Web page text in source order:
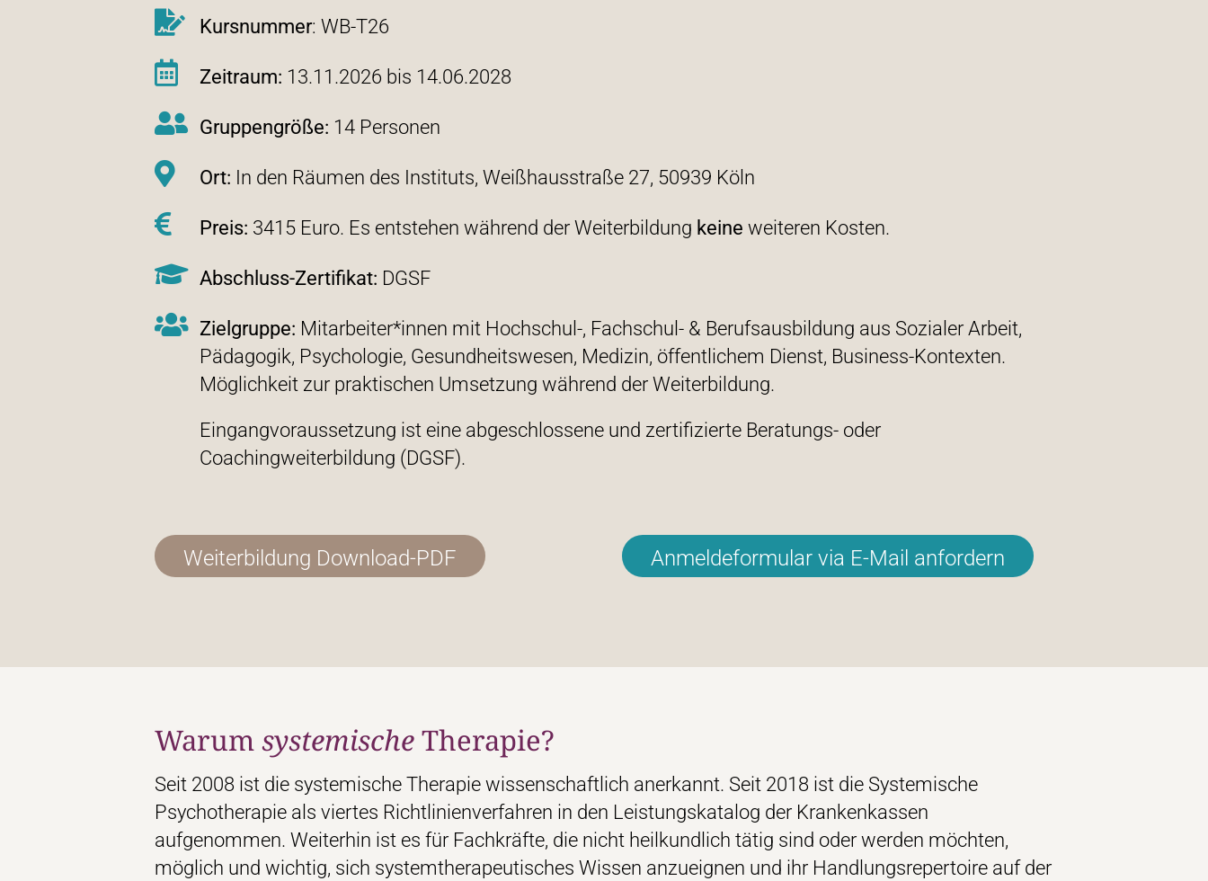
Kursnummer: WB-T26
Zeitraum: 13.11.2026 bis 14.06.2028
Gruppengröße: 14 Personen
Ort: In den Räumen des Instituts, Weißhausstraße 27, 50939 Köln
Preis: 3415 Euro. Es entstehen während der Weiterbildung keine weiteren Kosten.
Abschluss-Zertifikat: DGSF
Zielgruppe: Mitarbeiter*innen mit Hochschul-, Fachschul- & Berufsausbildung aus Sozialer Arbeit,
Pädagogik, Psychologie, Gesundheitswesen, Medizin, öffentlichem Dienst, Business-Kontexten.
Möglichkeit zur praktischen Umsetzung während der Weiterbildung.
Eingangvoraussetzung ist eine abgeschlossene und zertifizierte Beratungs- oder
Coachingweiterbildung (DGSF).
Weiterbildung Download-PDF Anmeldeformular via E-Mail anfordern
WarumsystemischeTherapie?
Seit 2008 ist die systemische Therapie wissenschaftlich anerkannt. Seit 2018 ist die Systemische
Psychotherapie als viertes Richtlinienverfahren in den Leistungskatalog der Krankenkassen
aufgenommen. Weiterhin ist es für Fachkräfte, die nicht heilkundlich tätig sind oder werden möchten,
möglich und wichtig, sich systemtherapeutisches Wissen anzueignen und ihr Handlungsrepertoire auf der